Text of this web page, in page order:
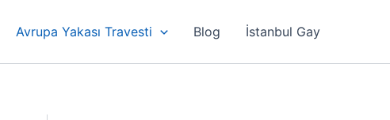
Avrupa Yakası Travesti Blog İstanbul Gay